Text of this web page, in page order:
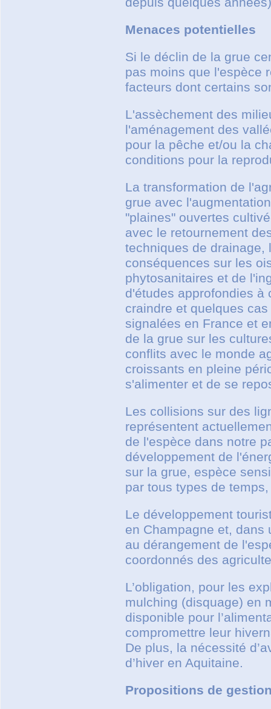
Menaces potentielles
Si le déclin de la grue
pas moins que l'espèce
facteurs dont certains
L'assèchement des
l'aménagement des
pour la pêche et/ou la
conditions pour la
La transformation de
grue avec
"plaines" ouvertes
avec le retournement
techniques de
conséquences sur les
phytosanitaires et de
d'études approfondies à
craindre et quelques
signalées en France et
de la grue sur les
conflits avec le monde
croissants en pleine
s'alimenter et de se
Les collisions sur des
représentent
de l'espèce dans notre
développement de
sur la grue, espèce
par tous types de
Le développement
en Champagne et, dans
au dérangement de
coordonnés des
L’obligation, pour les
mulching (disquage) en
disponible pour
compromettre leur
De plus, la nécessité
d’hiver en Aquitaine.
Propositions de